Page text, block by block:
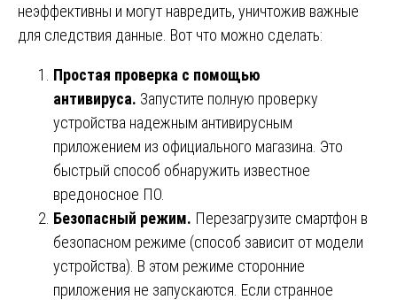
неэффективны и могут навредить, уничтожив важные
для следствия данные. Вот что можно сделать:
Простая проверка с помощью
антивируса. Запустите полную проверку
устройства надежным антивирусным
приложением из официального магазина. Это
быстрый способ обнаружить известное
вредоносное ПО.
Безопасный режим. Перезагрузите смартфон в
безопасном режиме (способ зависит от модели
устройства). В этом режиме сторонние
приложения не запускаются. Если странное